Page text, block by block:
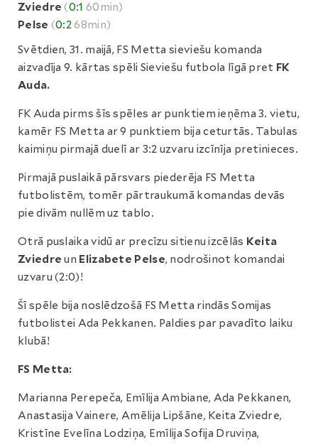
Zviedre(0:1 60min)
Pelse (0:2 68min)
Svētdien, 31. maijā, FS Metta sieviešu komanda
aizvadīja 9. kārtas spēli Sieviešu futbola līgā pret FK
Auda.
FK Auda pirms šīs spēles ar punktiem ieņēma 3. vietu,
kamēr FS Metta ar 9 punktiem bija ceturtās. Tabulas
kaimiņu pirmajā duelī ar 3:2 uzvaru izcīnīja pretinieces.
Pirmajā puslaikā pārsvars piederēja FS Metta
futbolistēm, tomēr pārtraukumā komandas devās
pie divām nullēm uz tablo.
Otrā puslaika vidū ar precīzu sitienu izcēlās Keita
Zviedre un Elizabete Pelse, nodrošinot komandai
uzvaru (2:0)!
Šī spēle bija noslēdzošā FS Metta rindās Somijas
futbolistei Ada Pekkanen. Paldies par pavadīto laiku
klubā!
FS Metta:
Marianna Perepeča, Emīlija Ambiane, Ada Pekkanen,
Anastasija Vainere, Amēlija Lipšāne, Keita Zviedre,
Kristīne Evelīna Lodziņa, Emīlija Sofija Druviņa,